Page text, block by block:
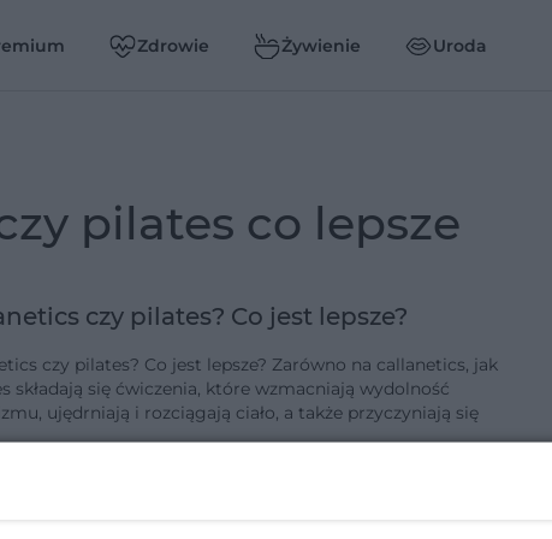
Zdrowie Żywienie Uroda
pilates co lepsze
czy pilates? Co jest lepsze?
czy pilates? Co jest lepsze? Zarówno na callanetics, jak
składają się ćwiczenia, które wzmacniają wydolność
ujędrniają i rozciągają ciało, a także przyczyniają się